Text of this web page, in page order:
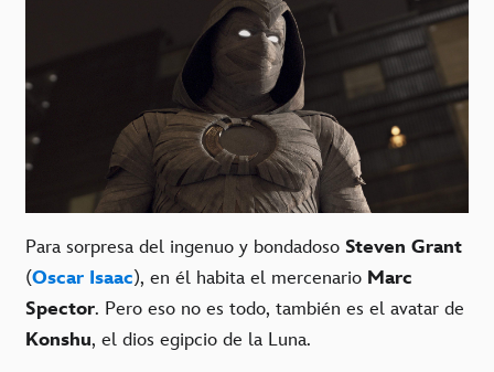
Para sorpresa del ingenuo y bondadoso Steven Grant
(Oscar Isaac), en él habita el mercenario Marc
Spector. Pero eso no es todo, también es el avatar de
Konshu, el dios egipcio de la Luna.